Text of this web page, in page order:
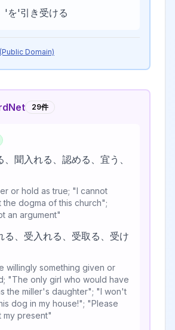
'を'引き受ける
Domain)
29件
、聞入れる、認める、宜う、
or hold as true; "I cannot
the dogma of this church";
an argument"
る、受入れる、受取る、受け
willingly something given or
"The only girl who would have
the miller's daughter"; "I won't
dog in my house!"; "Please
my present"